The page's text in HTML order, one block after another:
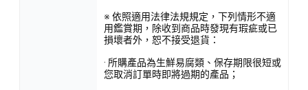
※ 依照適用法律法規規定，下列情形不適
用鑑賞期，除收到商品時發現有瑕疵或已
損壞者外，恕不接受退貨：
· 所購產品為生鮮易腐類、保存期限很短或
您取消訂單時即將過期的產品；